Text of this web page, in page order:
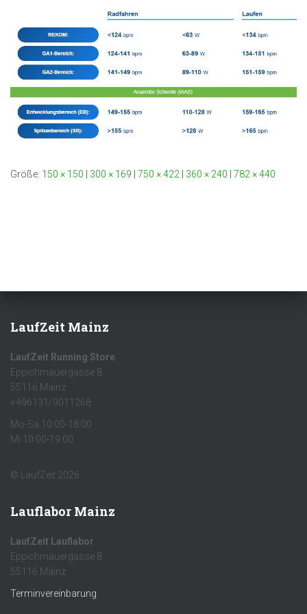
Größe: 150 × 150 300 × 169 750 × 422 360 × 240 782 × 440
LaufZeit Mainz
LaufZeit Running Store
Eppichmauergasse 8
55116 Mainz
+496131/9011268
Mo-Sa 10:00-18:00
Mi 10:00-19:00
© LaufZeit 2026
Lauflabor Mainz
LaufZeit Lauflabor
Eppichmauergasse 8
55116 Mainz
Terminvereinbarung